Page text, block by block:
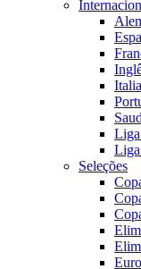
Liga
Seleções